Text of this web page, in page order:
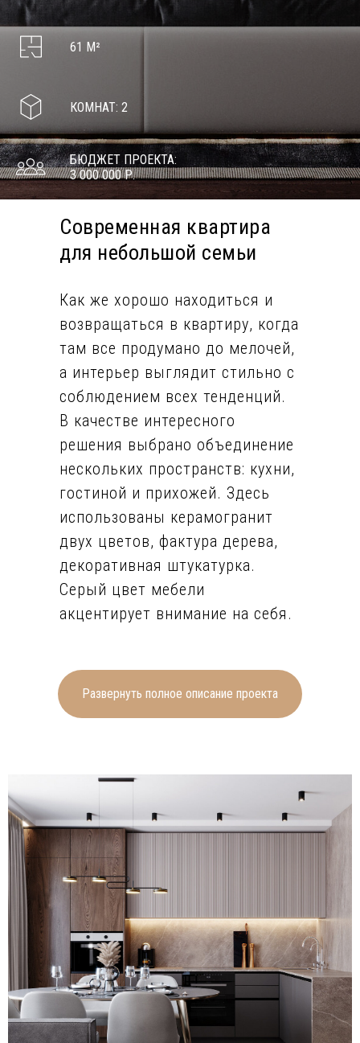
61 М²
КОМНАТ: 2
БЮДЖЕТ ПРОЕКТА:
3 000 000 Р.
Современная квартира
для небольшой семьи
Как же хорошо находиться и
возвращаться в квартиру, когда
там все продумано до мелочей,
а интерьер выглядит стильно с
соблюдением всех тенденций.
В качестве интересного
решения выбрано объединение
нескольких пространств: кухни,
гостиной и прихожей. Здесь
использованы керамогранит
двух цветов, фактура дерева,
декоративная штукатурка.
Серый цвет мебели
акцентирует внимание на себя.
ванная комната в целом
продолжают дизайн всей
квартиры, но имеют свои
рисунком и лаконичная
современная отдельно стоящая
ванна, а в санузле — отделка
стен, повторяющая декор двери
скрытого монтажа.
Серая спальня с
контрастирующими элементами
располагает к отдыху. Здесь
все выглядит интересно и не
скучно: начиная от
Развернуть полное описание проекта